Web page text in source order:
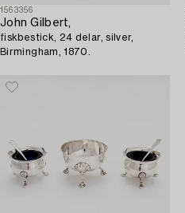
1563356
John Gilbert,
fiskbestick, 24 delar, silver,
Birmingham, 1870.